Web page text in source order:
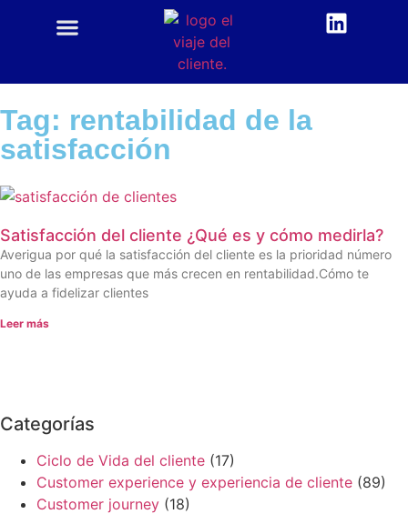
Tag: rentabilidad de la
satisfacción
Satisfacción del cliente ¿Qué es y cómo medirla?
Averigua por qué la satisfacción del cliente es la prioridad número
uno de las empresas que más crecen en rentabilidad.Cómo te
ayuda a fidelizar clientes
Leer más
Categorías
Ciclo de Vida del cliente (17)
Customer experience y experiencia de cliente (89)
Customer journey (18)